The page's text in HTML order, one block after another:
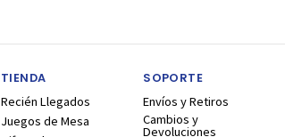
TIENDA
Recién Llegados
Juegos de Mesa
SOPORTE
Envíos y Retiros
Cambios y
Devoluciones